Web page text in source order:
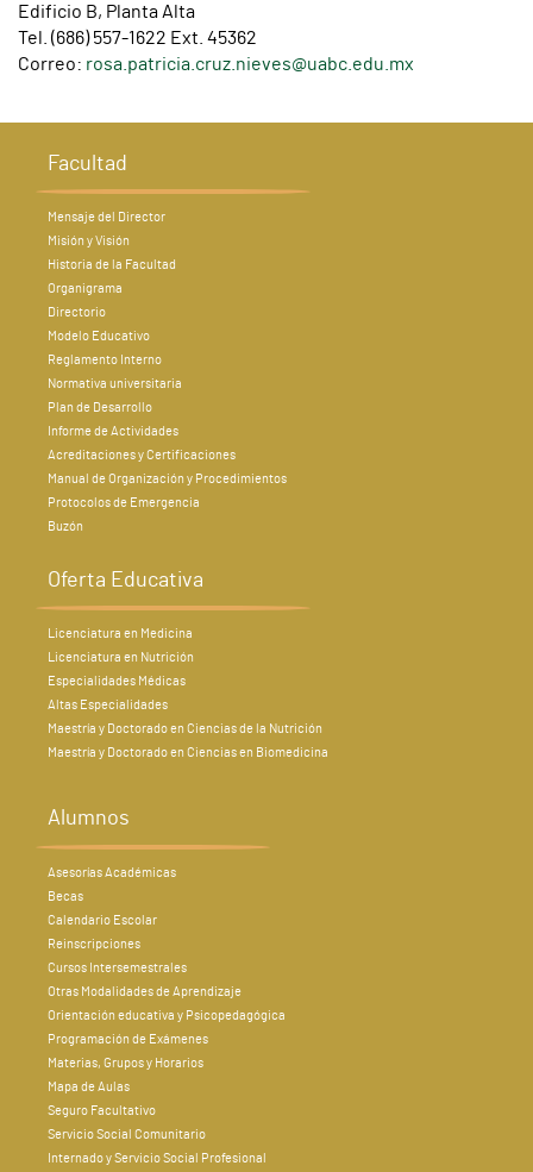
Edificio B, Planta Alta
Tel. (686) 557-1622 Ext. 45362
Correo: rosa.patricia.cruz.nieves@uabc.edu.mx
Facultad
Mensaje del Director
Misión y Visión
Historia de la Facultad
Organigrama
Directorio
Modelo Educativo
Reglamento Interno
Normativa universitaria
Plan de Desarrollo
Informe de Actividades
Acreditaciones y Certificaciones
Manual de Organización y Procedimientos
Protocolos de Emergencia
Buzón
Oferta Educativa
Licenciatura en Medicina
Licenciatura en Nutrición
Especialidades Médicas
Altas Especialidades
Maestría y Doctorado en Ciencias de la Nutrición
Maestría y Doctorado en Ciencias en Biomedicina
Alumnos
Asesorías Académicas
Becas
Calendario Escolar
Reinscripciones
Cursos Intersemestrales
Otras Modalidades de Aprendizaje
Orientación educativa y Psicopedagógica
Programación de Exámenes
Materias, Grupos y Horarios
Mapa de Aulas
Seguro Facultativo
Servicio Social Comunitario
Internado y Servicio Social Profesional